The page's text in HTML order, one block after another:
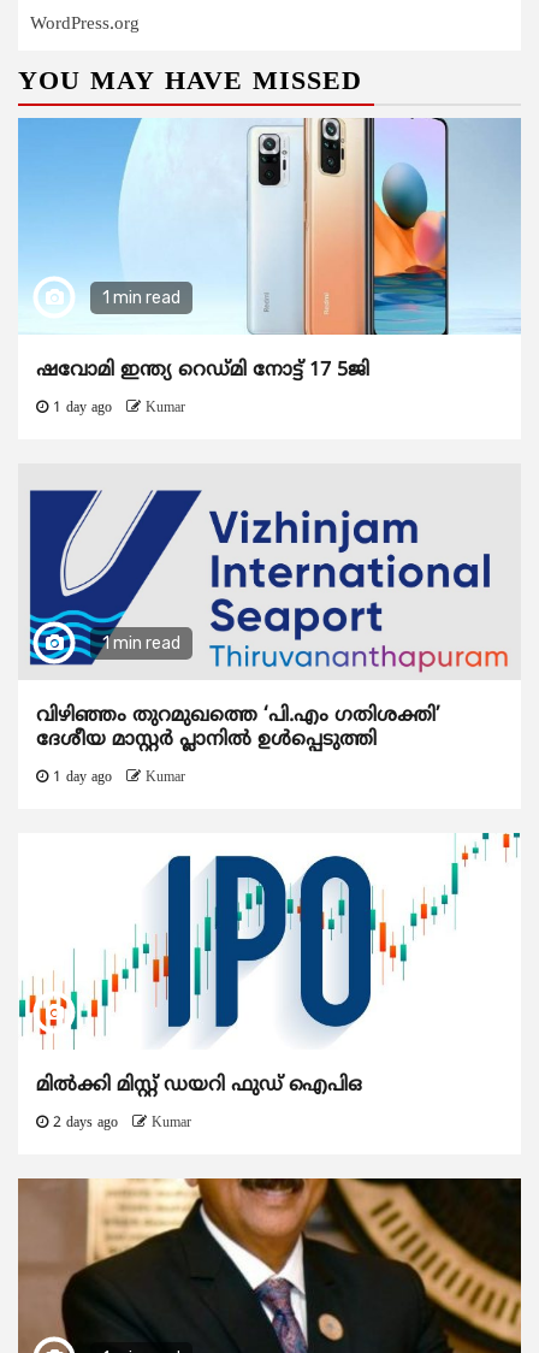
WordPress.org
YOU MAY HAVE MISSED
1 min read
ഷവോമി ഇന്ത്യ റെഡ്മി നോട്ട് 17 5ജി
1 day ago Kumar
1 min read
വിഴിഞ്ഞം തുറമുഖത്തെ ‘പി.എം ഗതിശക്തി’
ദേശീയ മാസ്റ്റർ പ്ലാനിൽ ഉൾപ്പെടുത്തി
1 day ago Kumar
മിൽക്കി മിസ്റ്റ് ഡയറി ഫുഡ് ഐപിഒ
2 days ago Kumar